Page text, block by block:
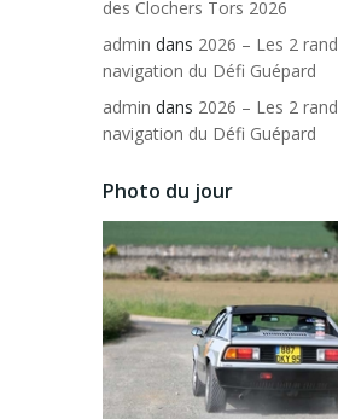
des Clochers Tors 2026
admin dans 2026 – Les 2
navigation du Défi Guépard
admin dans 2026 – Les 2
navigation du Défi Guépard
Photo du jour